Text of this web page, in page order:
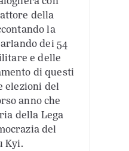
della
la
dei 54
e delle
di questi
elezioni del
anno che
della Lega
del
Kyi.